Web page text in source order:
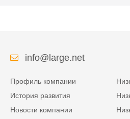
info@large.net
Профиль компании
История развития
Новости компании